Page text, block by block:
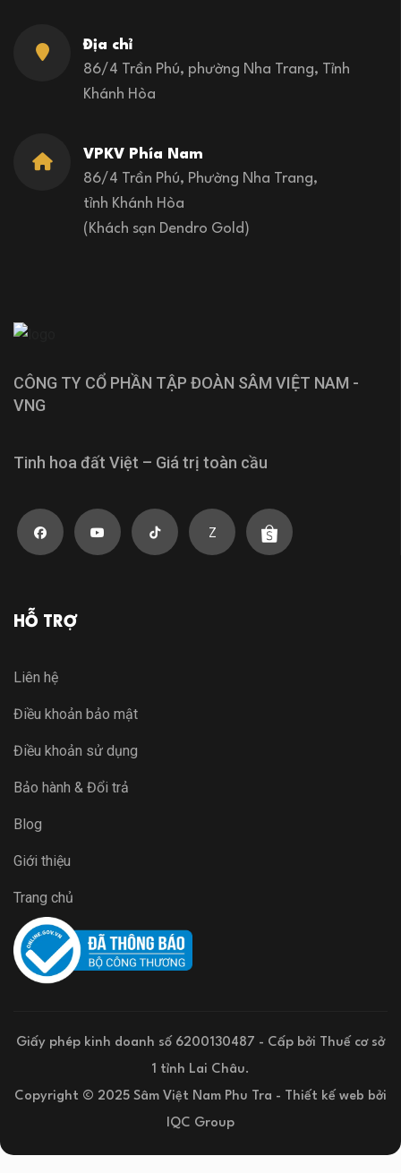
Địa chỉ
86/4 Trần Phú, phường Nha Trang, Tỉnh
Khánh Hòa
VPKV Phía Nam
86/4 Trần Phú, Phường Nha Trang,
tỉnh Khánh Hòa
(Khách sạn Dendro Gold)
CÔNG TY CỔ PHẦN TẬP ĐOÀN SÂM VIỆT NAM -
VNG
Tinh hoa đất Việt – Giá trị toàn cầu
Z
HỖ TRỢ
Liên hệ
Điều khoản bảo mật
Điều khoản sử dụng
Bảo hành & Đổi trả
Blog
Giới thiệu
Trang chủ
Giấy phép kinh doanh số 6200130487 - Cấp bởi Thuế cơ sở
1 tỉnh Lai Châu.
Copyright © 2025 Sâm Việt Nam Phu Tra - Thiết kế web bởi
IQC Group